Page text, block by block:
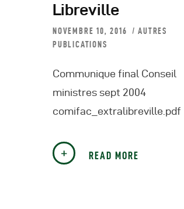
Libreville
NOVEMBRE 10, 2016
AUTRES
PUBLICATIONS
Communique final Conseil
ministres sept 2004
comifac_extralibreville.pdf
READ MORE